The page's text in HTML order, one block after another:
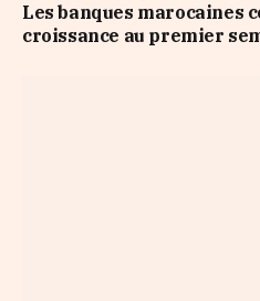
Les banques marocaines
croissance au premier